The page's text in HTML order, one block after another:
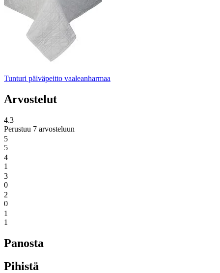
Tunturi päiväpeitto vaaleanharmaa
Arvostelut
4.3
Perustuu 7 arvosteluun
5
5
4
1
3
0
2
0
1
1
Panosta
Pihistä